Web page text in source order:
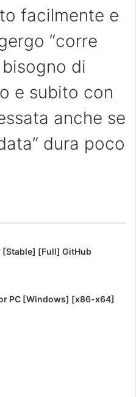
facilmente e
“corre
di
e subito con
anche se
dura poco
[Stable] [Full] GitHub
PC [Windows] [x86-x64]